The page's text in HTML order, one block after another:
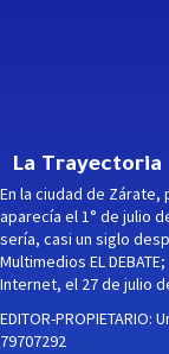
La Trayectoria
En la ciudad de
aparecía el 1° de julio
sería, casi un siglo
Multimedios EL
Internet, el 27 de julio
EDITOR-PROPIETARIO:
79707292